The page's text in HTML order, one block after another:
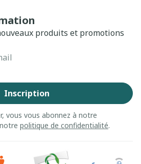
produits et promotions
Inscription
vous vous abonnez à notre
politique de confidentialité.